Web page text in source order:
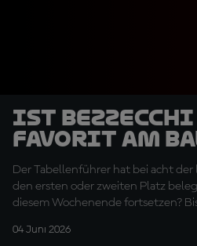
Ist
Favorit am
Der Tabellenführer hat bei acht
den ersten oder zweiten Platz
diesem Wochenende fortsetzen?
04 Juni 2026